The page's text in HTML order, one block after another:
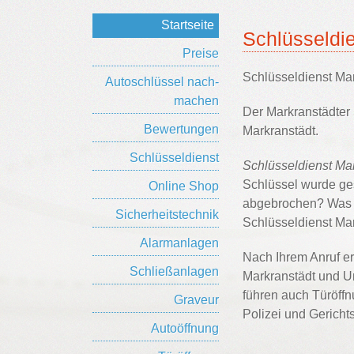
Startseite
Preise
Auto­schlüssel nach­
machen
Bewertungen
Schlüsseldienst
Online Shop
Sicherheitstechnik
Alarmanlagen
Schließanlagen
Graveur
Autoöffnung
Schlüsseldienst
Der
Markranstädt.
Schlüsseldienst
Schlüssel wurde
abgebrochen?
Schlüsseldienst
Nach Ihrem Anruf
Markranstädt und
führen auch
Polizei und